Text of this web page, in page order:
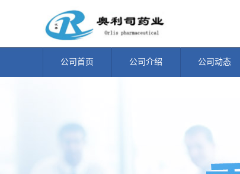
公司首页 公司介绍 公司动态